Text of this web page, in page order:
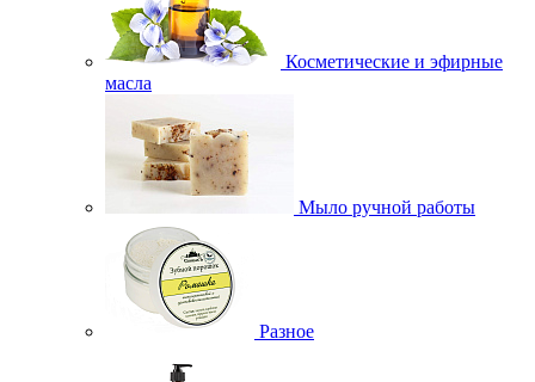
Косметические и эфирные
масла
Мыло ручной работы
Разное